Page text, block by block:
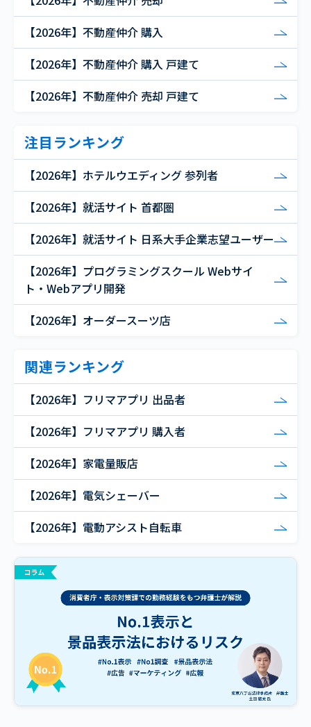
【2026年】不動産仲介 購入
【2026年】不動産仲介 購入 戸建て
【2026年】不動産仲介 売却 戸建て
注目ランキング
【2026年】ホテルウエディング 参列者
【2026年】就活サイト 首都圏
【2026年】就活サイト 日系大手企業志望ユーザー
【2026年】プログラミングスクール Webサイ
ト・Webアプリ開発
【2026年】オーダースーツ店
関連ランキング
【2026年】フリマアプリ 出品者
【2026年】フリマアプリ 購入者
【2026年】家電量販店
【2026年】電気シェーバー
【2026年】電動アシスト自転車